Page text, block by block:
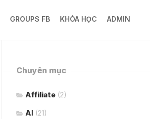
GROUPS FB KHÓA HỌC ADMIN
Chuyên mục
Affiliate (2)
AI (21)